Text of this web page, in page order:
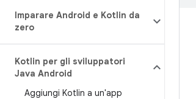
Imparare Android e Kotlin da
zero
Kotlin per gli sviluppatori
Java Android
Aggiungi Kotlin a un'app